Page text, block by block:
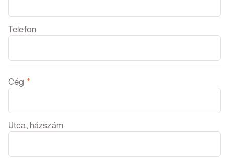
Telefon
Firmendaten
Cég *
Utca, házszám